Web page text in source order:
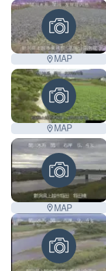
MAP
MAP
MAP